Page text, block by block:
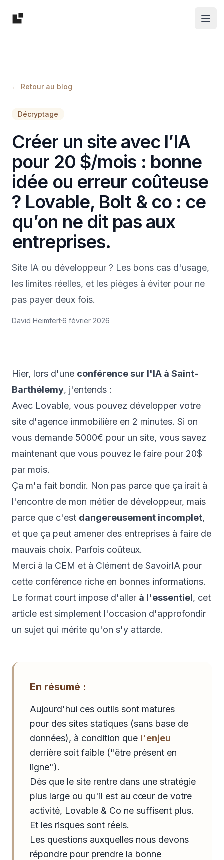
Logo One Pixel, studio de développement web
← Retour au blog
Décryptage
Créer un site avec l’IA
pour 20 $/mois : bonne
idée ou erreur coûteuse
? Lovable, Bolt & co : ce
qu’on ne dit pas aux
entreprises.
Site IA ou développeur ? Les bons cas d'usage,
les limites réelles, et les pièges à éviter pour ne
pas payer deux fois.
David Heimfert·6 février 2026
Hier, lors d'une conférence sur l'IA à Saint-
Barthélemy, j'entends :
Avec Lovable, vous pouvez développer votre
site d'agence immobilière en 2 minutes. Si on
vous demande 5000€ pour un site, vous savez
maintenant que vous pouvez le faire pour 20$
par mois.
Ça m'a fait bondir. Non pas parce que ça irait à
l'encontre de mon métier de développeur, mais
parce que c'est dangereusement incomplet,
et que ça peut amener des entreprises à faire de
mauvais choix. Parfois coûteux.
Merci à la CEM et à Clément de SavoirIA pour
cette conférence riche en bonnes informations.
Le format court impose d'aller à l'essentiel, cet
article est simplement l'occasion d'approfondir
un sujet qui mérite qu'on s'y attarde.
En résumé :
Aujourd'hui ces outils sont matures
pour des sites statiques (sans base de
données), à condition que l'enjeu
derrière soit faible ("être présent en
ligne").
Dès que le site rentre dans une stratégie
plus large ou qu'il est au cœur de votre
activité, Lovable & Co ne suffisent plus.
Et les risques sont réels.
Les questions auxquelles nous devons
répondre pour prendre la bonne